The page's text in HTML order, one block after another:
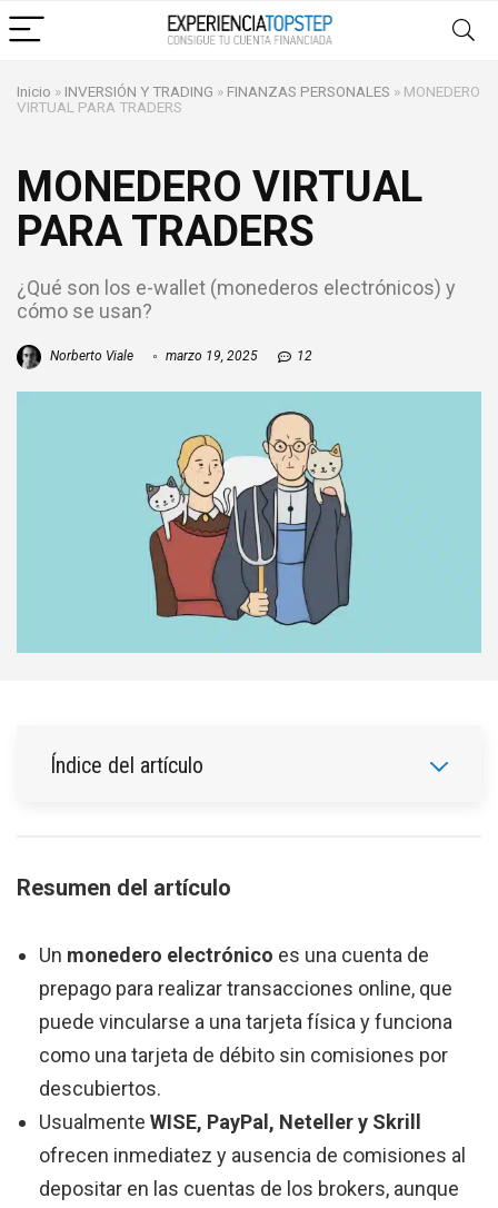
Inicio » INVERSIÓN Y TRADING » FINANZAS PERSONALES » MONEDERO
VIRTUAL PARA TRADERS
MONEDERO VIRTUAL
PARA TRADERS
¿Qué son los e-wallet (monederos electrónicos) y
cómo se usan?
Norberto Viale marzo 19, 2025 12
Índice del artículo
Resumen del artículo
Un monedero electrónico es una cuenta de
prepago para realizar transacciones online, que
puede vincularse a una tarjeta física y funciona
como una tarjeta de débito sin comisiones por
descubiertos.
Usualmente WISE, PayPal, Neteller y Skrill
ofrecen inmediatez y ausencia de comisiones al
depositar en las cuentas de los brokers, aunque